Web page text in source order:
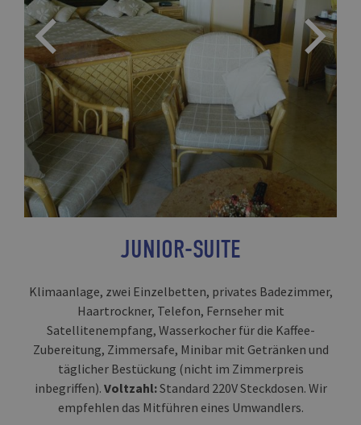
JUNIOR-SUITE
Klimaanlage, zwei Einzelbetten, privates Badezimmer,
Haartrockner, Telefon, Fernseher mit
Satellitenempfang, Wasserkocher für die Kaffee-
Zubereitung, Zimmersafe, Minibar mit Getränken und
täglicher Bestückung (nicht im Zimmerpreis
inbegriffen). Voltzahl:Standard 220V Steckdosen. Wir
empfehlen das Mitführen eines Umwandlers.